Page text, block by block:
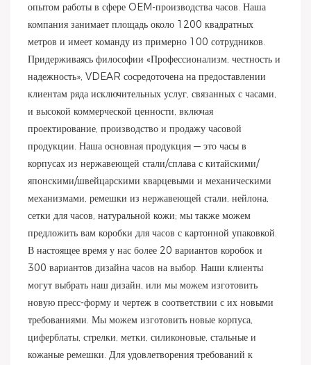
опытом работы в сфере OEM-производства часов. Наша
компания занимает площадь около 1200 квадратных
метров и имеет команду из примерно 100 сотрудников.
Придерживаясь философии «Профессионализм, честность и
надежность», VDEAR сосредоточена на предоставлении
клиентам ряда исключительных услуг, связанных с часами,
и высокой коммерческой ценности, включая
проектирование, производство и продажу часовой
продукции. Наша основная продукция — это часы в
корпусах из нержавеющей стали/сплава с китайскими/
японскими/швейцарскими кварцевыми и механическими
механизмами, ремешки из нержавеющей стали, нейлона,
сетки для часов, натуральной кожи; мы также можем
предложить вам коробки для часов с картонной упаковкой.
В настоящее время у нас более 20 вариантов коробок и
300 вариантов дизайна часов на выбор. Наши клиенты
могут выбрать наш дизайн, или мы можем изготовить
новую пресс-форму и чертеж в соответствии с их новыми
требованиями. Мы можем изготовить новые корпуса,
циферблаты, стрелки, метки, силиконовые, стальные и
кожаные ремешки. Для удовлетворения требований к